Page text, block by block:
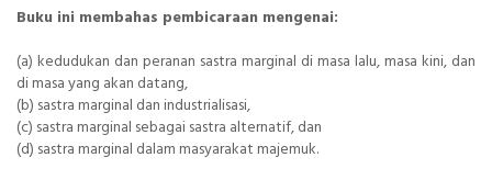
Buku ini membahas pembicaraan mengenai:
(a) kedudukan dan peranan sastra marginal di masa lalu, masa kini, dan
di masa yang akan datang,
(b) sastra marginal dan industrialisasi,
(c) sastra marginal sebagai sastra alternatif, dan
(d) sastra marginal dalam masyarakat majemuk.